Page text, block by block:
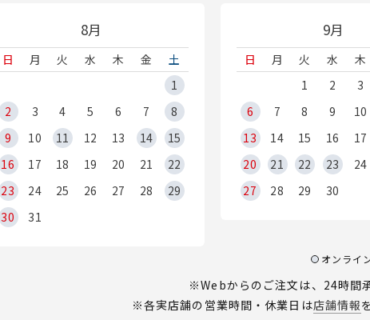
8月
日 月 火 水 木 金
土
1
2
3 4 5 6 7
8
9
10 11 12 13 14
15
16
17 18 19 20 21
22
23
24 25 26 27 28
29
30
31
9月
日 月 火 水 木
1
2 3
6
7 8 9 10
13
14 15 16 17
20
21 22 23 24
27
28 29 30
オンライ
※Webからのご注文は、24時間
※各実店舗の営業時間・休業日は店舗情報